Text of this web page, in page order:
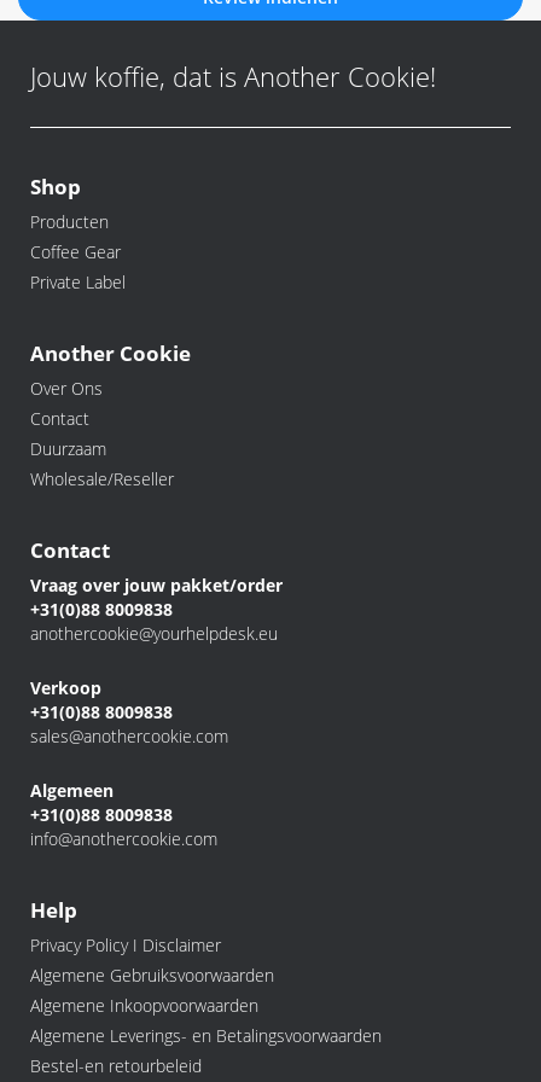
Jouw koffie, dat is Another Cookie!
Shop
Producten
Coffee Gear
Private Label
Another Cookie
Over Ons
Contact
Duurzaam
Wholesale/Reseller
Contact
Vraag over jouw pakket/order
+31(0)88 8009838
anothercookie@yourhelpdesk.eu
Verkoop
+31(0)88 8009838
sales@anothercookie.com
Algemeen
+31(0)88 8009838
info@anothercookie.com
Help
Privacy Policy I Disclaimer
Algemene Gebruiksvoorwaarden
Algemene Inkoopvoorwaarden
Algemene Leverings- en Betalingsvoorwaarden
Bestel-en retourbeleid